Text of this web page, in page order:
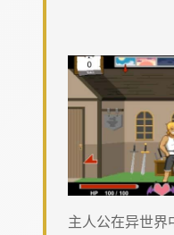
主人公在异世界